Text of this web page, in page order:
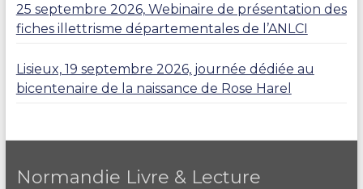
25 septembre 2026, Webinaire de présentation des
fiches illettrisme départementales de l’ANLCI
Lisieux, 19 septembre 2026, journée dédiée au
bicentenaire de la naissance de Rose Harel
Normandie Livre & Lecture